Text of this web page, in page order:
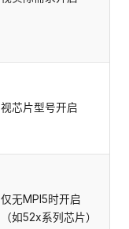
视芯片型号开启
仅无MPI5时开启
（如52x系列芯片）